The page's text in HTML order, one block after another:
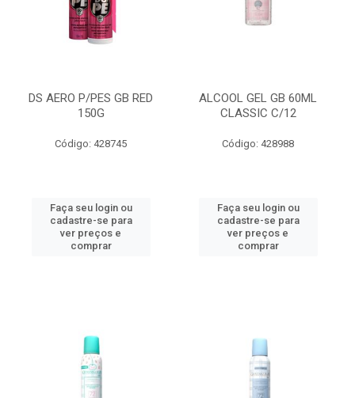
DS AERO P/PES GB RED
150G
Código: 428745
Faça seu login ou
cadastre-se para
ver preços e
comprar
ALCOOL GEL GB 60ML
CLASSIC C/12
Código: 428988
Faça seu login ou
cadastre-se para
ver preços e
comprar